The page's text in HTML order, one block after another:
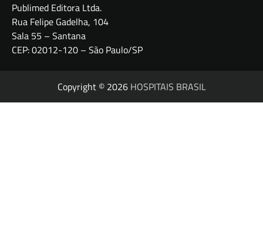
Publimed Editora Ltda.
Rua Felipe Gadelha, 104
Sala 55 – Santana
CEP: 02012-120 – São Paulo/SP
Copyright © 2026 HOSPITAIS BRASIL